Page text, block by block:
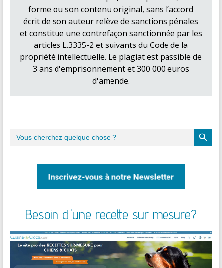
forme ou son contenu original, sans l’accord
écrit de son auteur relève de sanctions pénales
et constitue une contrefaçon sanctionnée par les
articles L.3335-2 et suivants du Code de la
propriété intellectuelle. Le plagiat est passible de
3 ans d'emprisonnement et 300 000 euros
d'amende.
Search
for:
Search Button
Besoin d'une recette sur mesure?